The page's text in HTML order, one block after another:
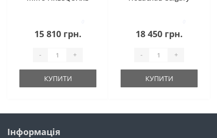
15 810 грн.
- +
КУПИТИ
18 450 грн.
- +
КУПИТИ
Інформація